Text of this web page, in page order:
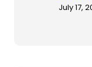
July 17,